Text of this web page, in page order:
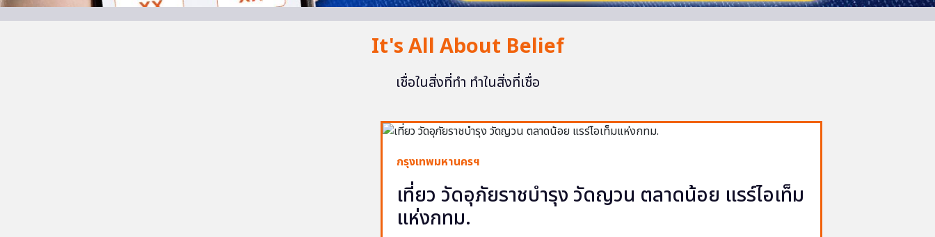
It's All About Belief
เชื่อในสิ่งที่ทำ ทำในสิ่งที่เชื่อ
กรุงเทพมหานครฯ
เที่ยว วัดอุภัยราชบำรุง วัดญวน ตลาดน้อย แรร์ไอเท็ม
แห่งกทม.